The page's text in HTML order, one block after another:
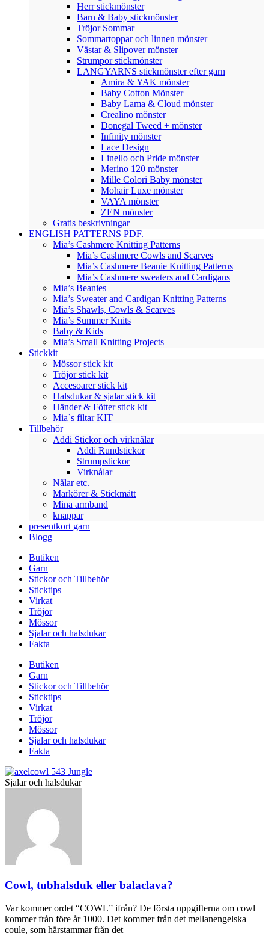
Herr stickmönster
Barn & Baby stickmönster
Tröjor Sommar
Sommartoppar och linnen mönster
Västar & Slipover mönster
Strumpor stickmönster
LANGYARNS stickmönster efter garn
Amira & YAK mönster
Baby Cotton Mönster
Baby Lama & Cloud mönster
Crealino mönster
Donegal Tweed + mönster
Infinity mönster
Lace Design
Linello och Pride mönster
Merino 120 mönster
Mille Colori Baby mönster
Mohair Luxe mönster
VAYA mönster
ZEN mönster
Gratis beskrivningar
ENGLISH PATTERNS PDF.
Mia’s Cashmere Knitting Patterns
Mia’s Cashmere Cowls and Scarves
Mia’s Cashmere Beanie Knitting Patterns
Mia’s Cashmere sweaters and Cardigans
Mia’s Beanies
Mia’s Sweater and Cardigan Knitting Patterns
Mia’s Shawls, Cowls & Scarves
Mia’s Summer Knits
Baby & Kids
Mia’s Small Knitting Projects
Stickkit
Mössor stick kit
Tröjor stick kit
Accesoarer stick kit
Halsdukar & sjalar stick kit
Händer & Fötter stick kit
Mia`s filtar KIT
Tillbehör
Addi Stickor och virknålar
Addi Rundstickor
Strumpstickor
Virknålar
Nålar etc.
Markörer & Stickmått
Mina armband
knappar
presentkort garn
Blogg
Butiken
Garn
Stickor och Tillbehör
Sticktips
Virkat
Tröjor
Mössor
Sjalar och halsdukar
Fakta
Butiken
Garn
Stickor och Tillbehör
Sticktips
Virkat
Tröjor
Mössor
Sjalar och halsdukar
Fakta
Sjalar och halsdukar
Cowl, tubhalsduk eller balaclava?
Var kommer ordet “COWL” ifrån? De första uppgifterna om cowl
kommer från före år 1000. Det kommer från det mellanengelska
coule, som härstammar från det